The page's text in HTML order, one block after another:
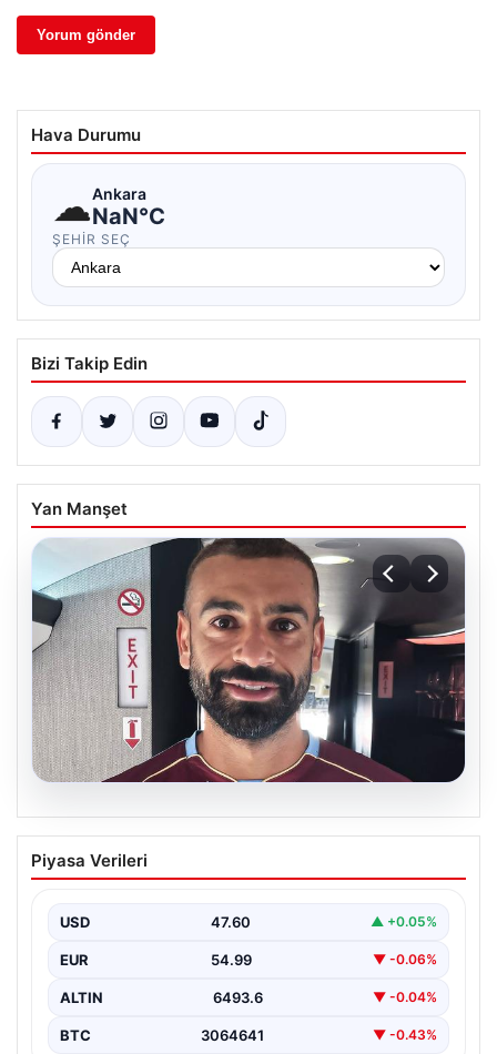
Hava Durumu
☁Ankara
NaN°C
ŞEHIR SEÇ
Bizi Takip Edin
Yan Manşet
Mohamed Salah daha maça çıkmadan
Victor Osimhen’i solladı!
Piyasa Verileri
USD 47.60 ▲ +0.05%
EUR 54.99 ▼ -0.06%
ALTIN 6493.6 ▼ -0.04%
BTC 3064641 ▼ -0.43%